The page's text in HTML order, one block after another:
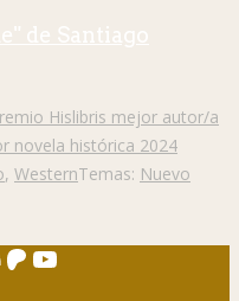
de Santiago
Hislibris mejor autor/a
novela histórica 2024
, WesternTemas: Nuevo
Patreon
YouTube